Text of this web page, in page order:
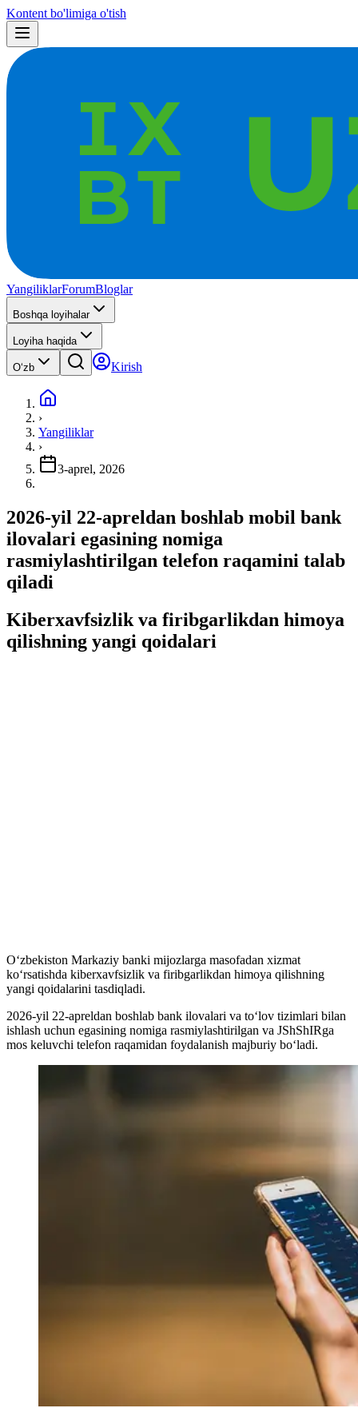
Kontent bo'limiga o'tish
YangiliklarForumBloglar
Boshqa loyihalar
Loyiha haqida
Oʻzb Kirish
›
Yangiliklar
›
3-aprel, 2026
2026-yil 22-apreldan boshlab mobil bank
ilovalari egasining nomiga
rasmiylashtirilgan telefon raqamini talab
qiladi
Kiberxavfsizlik va firibgarlikdan himoya
qilishning yangi qoidalari
O‘zbekiston Markaziy banki mijozlarga masofadan xizmat
ko‘rsatishda kiberxavfsizlik va firibgarlikdan himoya qilishning
yangi qoidalarini tasdiqladi.
2026-yil 22-apreldan boshlab bank ilovalari va to‘lov tizimlari bilan
ishlash uchun egasining nomiga rasmiylashtirilgan va JShShIRga
mos keluvchi telefon raqamidan foydalanish majburiy bo‘ladi.